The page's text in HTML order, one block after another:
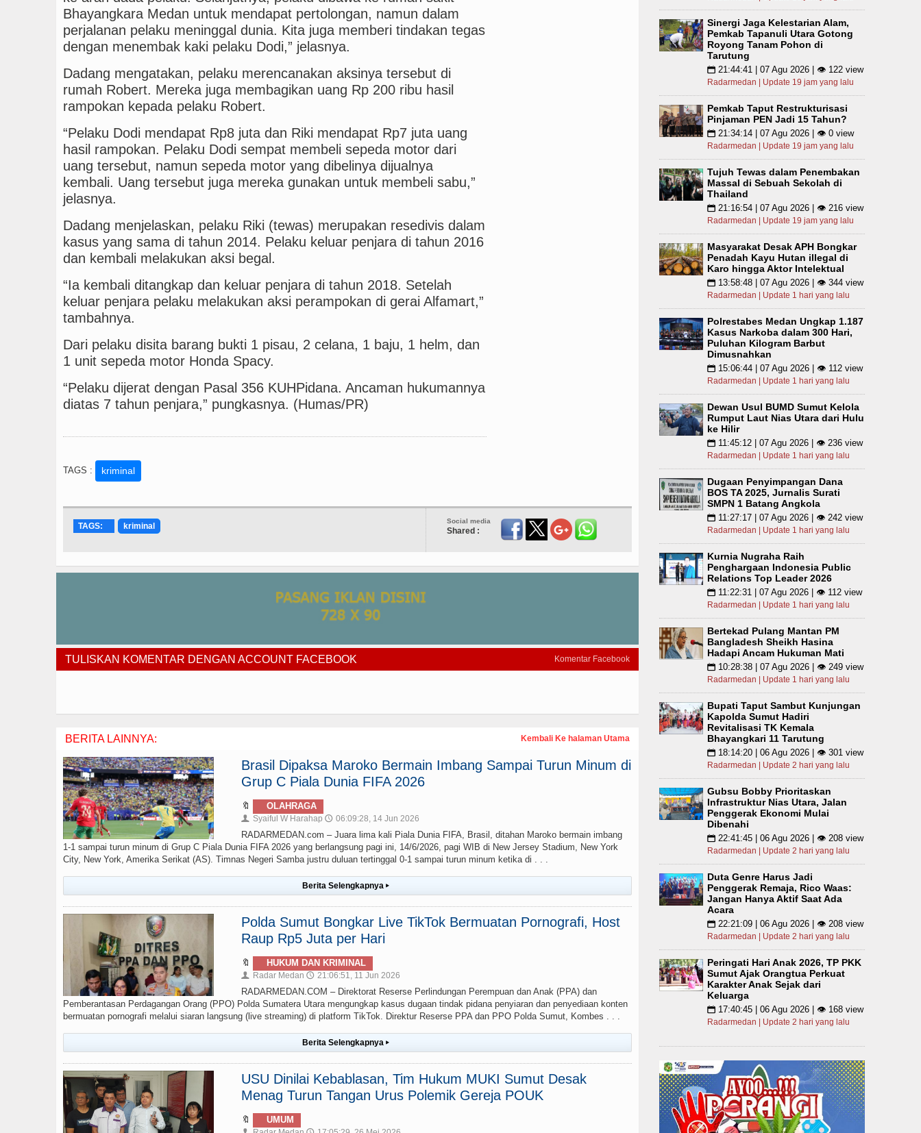
Bhayangkara Medan untuk mendapat pertolongan, namun dalam
perjalanan pelaku meninggal dunia. Kita juga memberi tindakan tegas
dengan menembak kaki pelaku Dodi,” jelasnya.
Dadang mengatakan, pelaku merencanakan aksinya tersebut di
rumah Robert. Mereka juga membagikan uang Rp 200 ribu hasil
rampokan kepada pelaku Robert.
“Pelaku Dodi mendapat Rp8 juta dan Riki mendapat Rp7 juta uang
hasil rampokan. Pelaku Dodi sempat membeli sepeda motor dari
uang tersebut, namun sepeda motor yang dibelinya dijualnya
kembali. Uang tersebut juga mereka gunakan untuk membeli sabu,”
jelasnya.
Dadang menjelaskan, pelaku Riki (tewas) merupakan resedivis dalam
kasus yang sama di tahun 2014. Pelaku keluar penjara di tahun 2016
dan kembali melakukan aksi begal.
“Ia kembali ditangkap dan keluar penjara di tahun 2018. Setelah
keluar penjara pelaku melakukan aksi perampokan di gerai Alfamart,”
tambahnya.
Dari pelaku disita barang bukti 1 pisau, 2 celana, 1 baju, 1 helm, dan
1 unit sepeda motor Honda Spacy.
“Pelaku dijerat dengan Pasal 356 KUHPidana. Ancaman hukumannya
diatas 7 tahun penjara,” pungkasnya. (Humas/PR)
TAGS : kriminal
Social media
Shared :
TAGS: kriminal
Komentar Facebook
TULISKAN KOMENTAR DENGAN ACCOUNT FACEBOOK
Kembali Ke halaman Utama
BERITA LAINNYA:
Brasil Dipaksa Maroko Bermain Imbang Sampai Turun Minum di
Grup C Piala Dunia FIFA 2026
🔖 OLAHRAGA
👤 Syaiful W Harahap 🕔 06:09:28, 14 Jun 2026
RADARMEDAN.com – Juara lima kali Piala Dunia FIFA, Brasil, ditahan Maroko bermain imbang
1-1 sampai turun minum di Grup C Piala Dunia FIFA 2026 yang berlangsung pagi ini, 14/6/2026, pagi WIB di New Jersey Stadium, New York
City, New York, Amerika Serikat (AS). Timnas Negeri Samba justru duluan tertinggal 0-1 sampai turun minum ketika di . . .
Berita Selengkapnya ▸
Polda Sumut Bongkar Live TikTok Bermuatan Pornografi, Host
Raup Rp5 Juta per Hari
🔖 HUKUM DAN KRIMINAL
👤 Radar Medan 🕔 21:06:51, 11 Jun 2026
RADARMEDAN.COM – Direktorat Reserse Perlindungan Perempuan dan Anak (PPA) dan
Pemberantasan Perdagangan Orang (PPO) Polda Sumatera Utara mengungkap kasus dugaan tindak pidana penyiaran dan penyediaan konten
bermuatan pornografi melalui siaran langsung (live streaming) di platform TikTok. Direktur Reserse PPA dan PPO Polda Sumut, Kombes . . .
Berita Selengkapnya ▸
USU Dinilai Kebablasan, Tim Hukum MUKI Sumut Desak
Menag Turun Tangan Urus Polemik Gereja POUK
🔖 UMUM
Sinergi Jaga Kelestarian Alam,
Pemkab Tapanuli Utara Gotong
Royong Tanam Pohon di
Tarutung
📅 21:44:41 | 07 Agu 2026 | 👁 122 view
Radarmedan | Update 19 jam yang lalu
Pemkab Taput Restrukturisasi
Pinjaman PEN Jadi 15 Tahun?
📅 21:34:14 | 07 Agu 2026 | 👁 0 view
Radarmedan | Update 19 jam yang lalu
Tujuh Tewas dalam Penembakan
Massal di Sebuah Sekolah di
Thailand
📅 21:16:54 | 07 Agu 2026 | 👁 216 view
Radarmedan | Update 19 jam yang lalu
Masyarakat Desak APH Bongkar
Penadah Kayu Hutan illegal di
Karo hingga Aktor Intelektual
📅 13:58:48 | 07 Agu 2026 | 👁 344 view
Radarmedan | Update 1 hari yang lalu
Polrestabes Medan Ungkap 1.187
Kasus Narkoba dalam 300 Hari,
Puluhan Kilogram Barbut
Dimusnahkan
📅 15:06:44 | 07 Agu 2026 | 👁 112 view
Radarmedan | Update 1 hari yang lalu
Dewan Usul BUMD Sumut Kelola
Rumput Laut Nias Utara dari Hulu
ke Hilir
📅 11:45:12 | 07 Agu 2026 | 👁 236 view
Radarmedan | Update 1 hari yang lalu
Dugaan Penyimpangan Dana
BOS TA 2025, Jurnalis Surati
SMPN 1 Batang Angkola
📅 11:27:17 | 07 Agu 2026 | 👁 242 view
Radarmedan | Update 1 hari yang lalu
Kurnia Nugraha Raih
Penghargaan Indonesia Public
Relations Top Leader 2026
📅 11:22:31 | 07 Agu 2026 | 👁 112 view
Radarmedan | Update 1 hari yang lalu
Bertekad Pulang Mantan PM
Bangladesh Sheikh Hasina
Hadapi Ancam Hukuman Mati
📅 10:28:38 | 07 Agu 2026 | 👁 249 view
Radarmedan | Update 1 hari yang lalu
Bupati Taput Sambut Kunjungan
Kapolda Sumut Hadiri
Revitalisasi TK Kemala
Bhayangkari 11 Tarutung
📅 18:14:20 | 06 Agu 2026 | 👁 301 view
Radarmedan | Update 2 hari yang lalu
Gubsu Bobby Prioritaskan
Infrastruktur Nias Utara, Jalan
Penggerak Ekonomi Mulai
Dibenahi
📅 22:41:45 | 06 Agu 2026 | 👁 208 view
Radarmedan | Update 2 hari yang lalu
Duta Genre Harus Jadi
Penggerak Remaja, Rico Waas:
Jangan Hanya Aktif Saat Ada
Acara
📅 22:21:09 | 06 Agu 2026 | 👁 208 view
Radarmedan | Update 2 hari yang lalu
Peringati Hari Anak 2026, TP PKK
Sumut Ajak Orangtua Perkuat
Karakter Anak Sejak dari
Keluarga
📅 17:40:45 | 06 Agu 2026 | 👁 168 view
Radarmedan | Update 2 hari yang lalu